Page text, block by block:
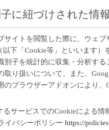
子に紐づけされた情
サイトを閲覧した際に、ウェ
下「Cookie等」といいます）
別子を統計的に収集・分析す
取り扱いについて、また、
のブラウザーアドオンにより
るサービスでのCookieによる
イバシーポリシー https://